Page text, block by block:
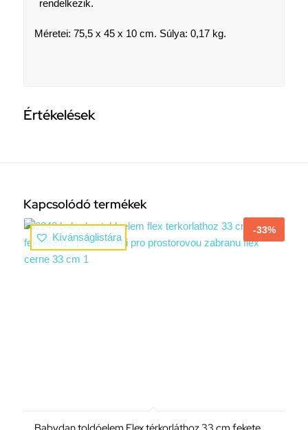
rendelkezik.
Méretei: 75,5 x 45 x 10 cm. Súlya: 0,17 kg.
Értékelések
Kapcsolódó termékek
Kívánságlistára
-33%